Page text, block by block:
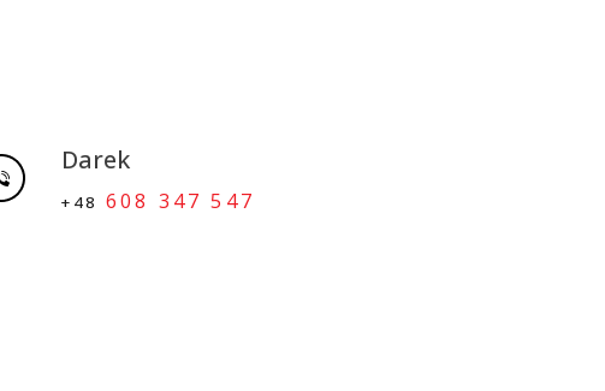
Darek
+48 608 347 547